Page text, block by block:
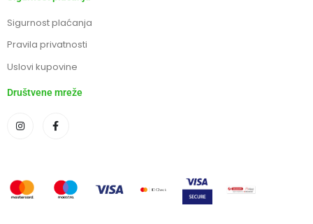
Sigurnost plaćanja
Pravila privatnosti
Uslovi kupovine
Društvene mreže